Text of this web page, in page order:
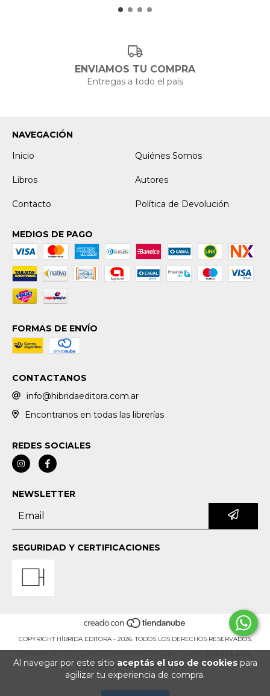
Al navegar por este sitio aceptás el uso de cookiespara
agilizar tu experiencia de compra.
ENVIAMOS TU COMPRA
Entregas a todo el país
NAVEGACIÓN
Inicio
Quiénes Somos
Libros Autores
Contacto Política de Devolución
MEDIOS DE PAGO
FORMAS DE ENVÍO
CONTACTANOS
info@hibridaeditora.com.ar
Encontranos en todas las librerías
REDES SOCIALES
NEWSLETTER
SEGURIDAD Y CERTIFICACIONES
COPYRIGHT HÍBRIDA EDITORA - 2026. TODOS LOS DERECHOS RESERVADOS.
BOTÓN DE ARREPENTIMIENTO